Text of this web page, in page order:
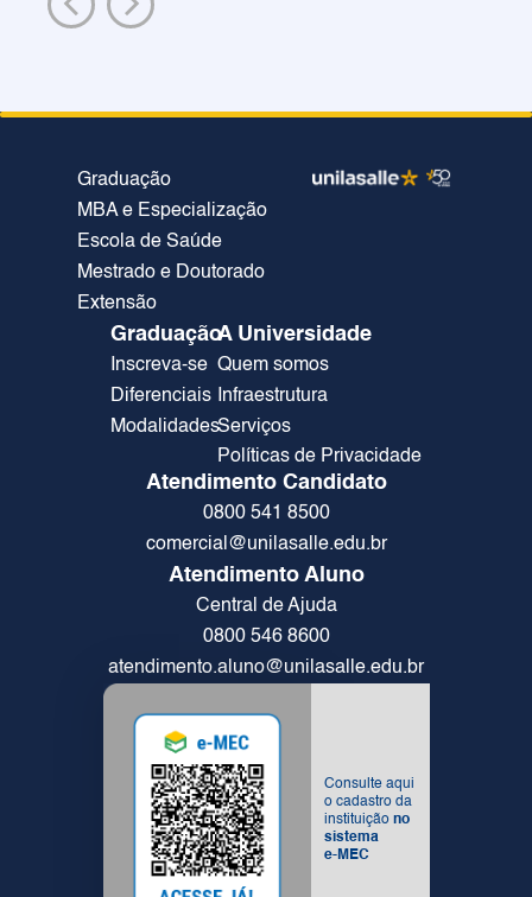
Graduação
MBA e Especialização
Escola de Saúde
Mestrado e Doutorado
Extensão
Graduação
Inscreva-se
Diferenciais
Modalidades
A Universidade
Quem somos
Infraestrutura
Serviços
Políticas de Privacidade
Atendimento Candidato
0800 541 8500
comercial@unilasalle.edu.br
Atendimento Aluno
Central de Ajuda
0800 546 8600
atendimento.aluno@unilasalle.edu.br
Consulte aqui
o cadastro da
instituição no
sistema
e-MEC